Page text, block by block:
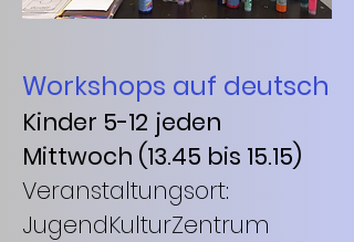
Workshops auf deutsch
Kinder 5-12 jeden
Mittwoch (13.45 bis 15.15)
Veranstaltungsort:
JugendKulturZentrum